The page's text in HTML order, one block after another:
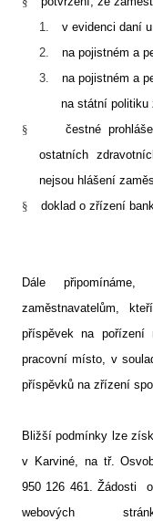
1.
v evidenci daní
2.
na pojistném a
3.
na pojistném a
na státní politiku
§
čestné
ostatních
nejsou hlášení
§
doklad o zřízení
Dále
zaměstnavatelům,
příspěvek na
pracovní místo, v
příspěvků na zřízení
Bližší podmínky lze
v Karviné, na tř.
950 126 461. Žádosti
webových